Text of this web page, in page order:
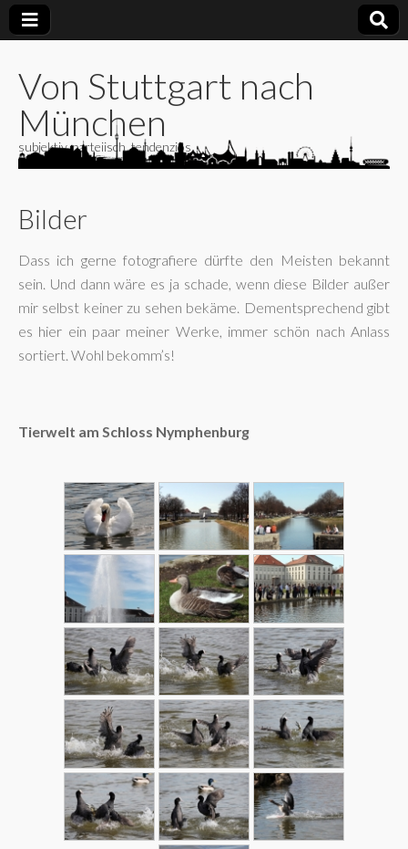
Von Stuttgart nach
München
subjektiv, parteiisch, tendenziös
Bilder
Dass ich gerne fotografiere dürfte den Meisten bekannt
sein. Und dann wäre es ja schade, wenn diese Bilder außer
mir selbst keiner zu sehen bekäme. Dementsprechend gibt
es hier ein paar meiner Werke, immer schön nach Anlass
sortiert. Wohl bekomm’s!
Tierwelt am Schloss Nymphenburg